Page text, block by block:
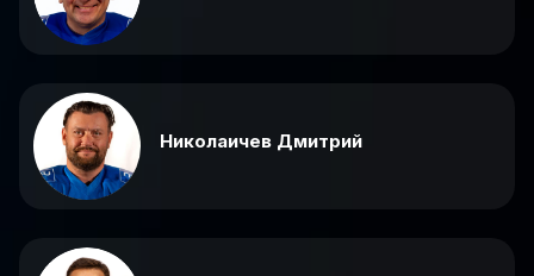
Николаичев Дмитрий